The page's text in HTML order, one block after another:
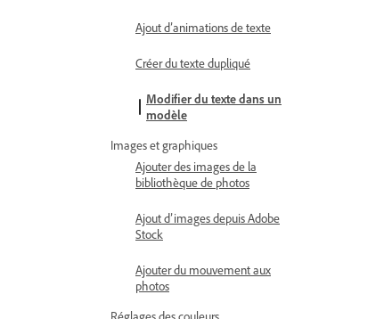
Ajout d’animations de texte
Créer du texte dupliqué
Modifier du texte dans un
modèle
Images et graphiques
Ajouter des images de la
bibliothèque de photos
Ajout d’images depuis Adobe
Stock
Ajouter du mouvement aux
photos
Réglages des couleurs